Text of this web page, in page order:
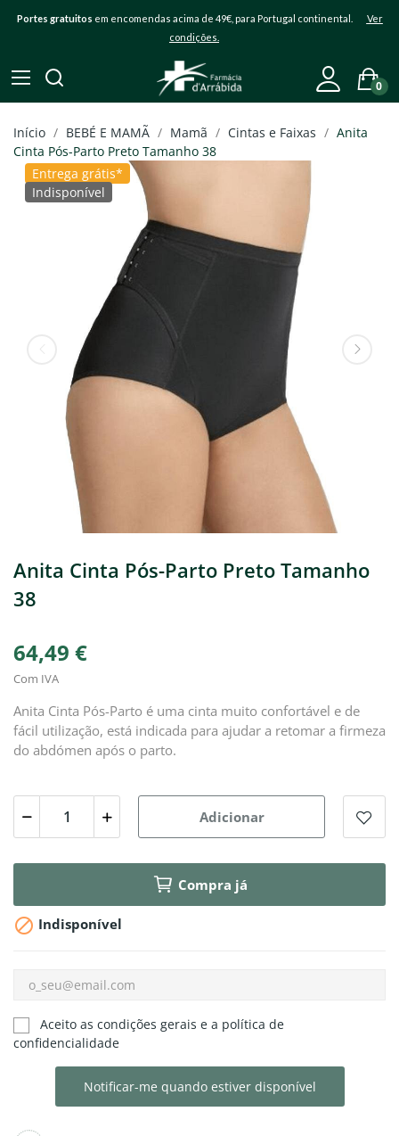
Portes gratuitos em encomendas acima de 49€, para Portugal continental. Ver
condições.
0
Início BEBÉ E MAMÃ Mamã Cintas e Faixas
Anita
Cinta Pós-Parto Preto Tamanho 38
Entrega grátis*
Indisponível
Anita Cinta Pós-Parto Preto Tamanho
38
64,49 €
Com IVA
Anita Cinta Pós-Parto é uma cinta muito confortável e de
fácil utilização, está indicada para ajudar a retomar a firmeza
do abdómen após o parto.
Adicionar
Compra já
 Indisponível
Aceito as condições gerais e a política de
confidencialidade
Notificar-me quando estiver disponível